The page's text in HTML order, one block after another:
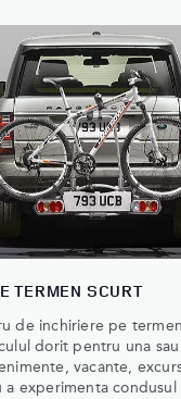
TERMEN SCURT
de inchiriere pe
dorit pentru una
vacante,
a experimenta condusul